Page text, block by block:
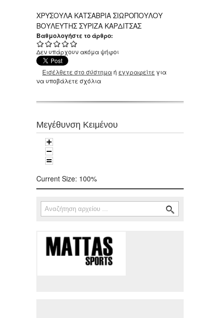
ΧΡΥΣΟΥΛΑ ΚΑΤΣΑΒΡΙΑ ΣΙΩΡΟΠΟΥΛΟΥ
ΒΟΥΛΕΥΤΗΣ ΣΥΡΙΖΑ ΚΑΡΔΙΤΣΑΣ
Βαθμολογήστε το άρθρο:
Δεν υπάρχουν ακόμα ψήφοι
Εισέλθετε στο σύστημαή εγγραφείτε για
να υποβάλετε σχόλια
Μεγέθυνση Κειμένου
Current Size: 100%
Φόρμα αναζήτησης
Αναζήτηση